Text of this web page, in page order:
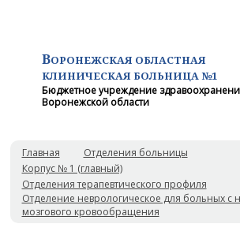
ВОРОНЕЖСКАЯ ОБЛАСТНАЯ
КЛИНИЧЕСКАЯ БОЛЬНИЦА №1
Бюджетное учреждение
Воронежской области
Главная
Отделения больницы
Корпус № 1 (главный)
Отделения терапевтического профиля
Отделение неврологическое для больных с
мозгового кровообращения